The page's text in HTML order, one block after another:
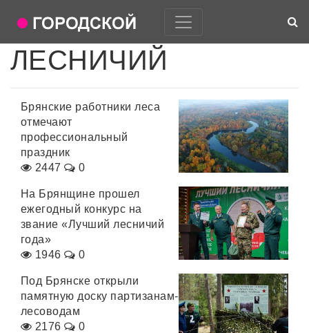
ЛЕСНИЧИЙ
Брянские работники леса
отмечают
профессиональный
праздник
2447
0
На Брянщине прошел
ежегодный конкурс на
звание «Лучший лесничий
года»
1946
0
Под Брянске открыли
памятную доску партизанам-
лесоводам
2176
0